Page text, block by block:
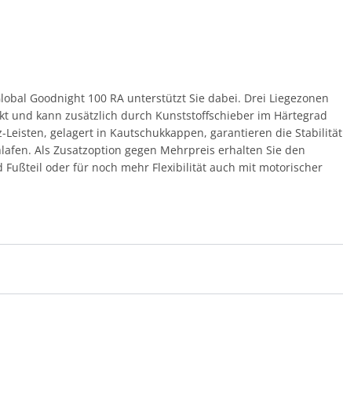
Goodnight 100 RA unterstützt Sie dabei. Drei Liegezonen
und kann zusätzlich durch Kunststoffschieber im Härtegrad
gelagert in Kautschukkappen, garantieren die Stabilität
Als Zusatzoption gegen Mehrpreis erhalten Sie den
Fußteil oder für noch mehr Flexibilität auch mit motorischer